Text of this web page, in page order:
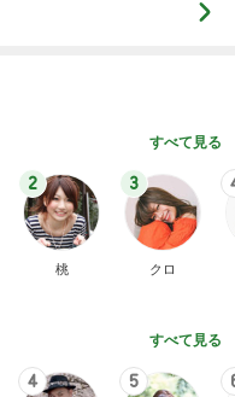
すべて見る
2
桃
3
クロ
すべて見る
4 5